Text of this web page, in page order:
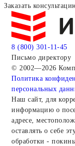
Заказать
8 (800) 301-11-45
Письмо директору
© 2002—2026
Политика
персональных
Наш сайт, для
информацию о
адресе,
оставлять о себе
обработки -